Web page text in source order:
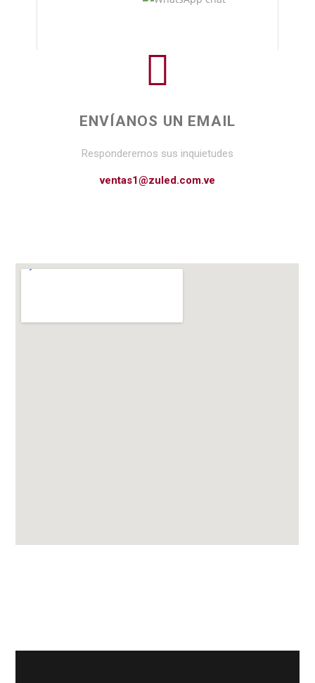
ENVÍANOS UN EMAIL
Responderemos sus inquietudes
ventas1@zuled.com.ve